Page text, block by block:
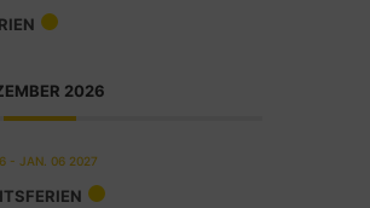
2026
- JAN. 06 2027